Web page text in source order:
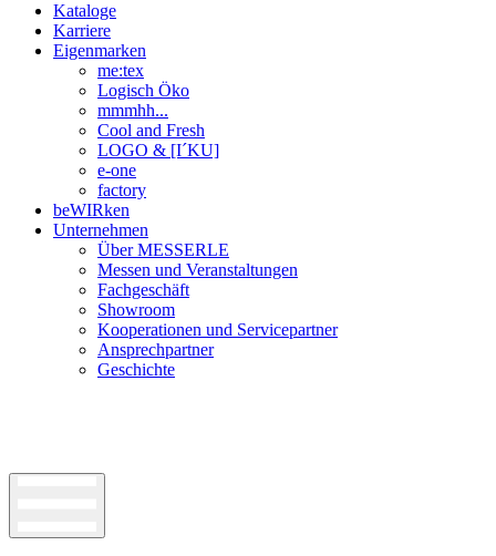
Kataloge
Karriere
Eigenmarken
me:tex
Logisch Öko
mmmhh...
Cool and Fresh
LOGO & [I´KU]
e-one
factory
beWIRken
Unternehmen
Über MESSERLE
Messen und Veranstaltungen
Fachgeschäft
Showroom
Kooperationen und Servicepartner
Ansprechpartner
Geschichte